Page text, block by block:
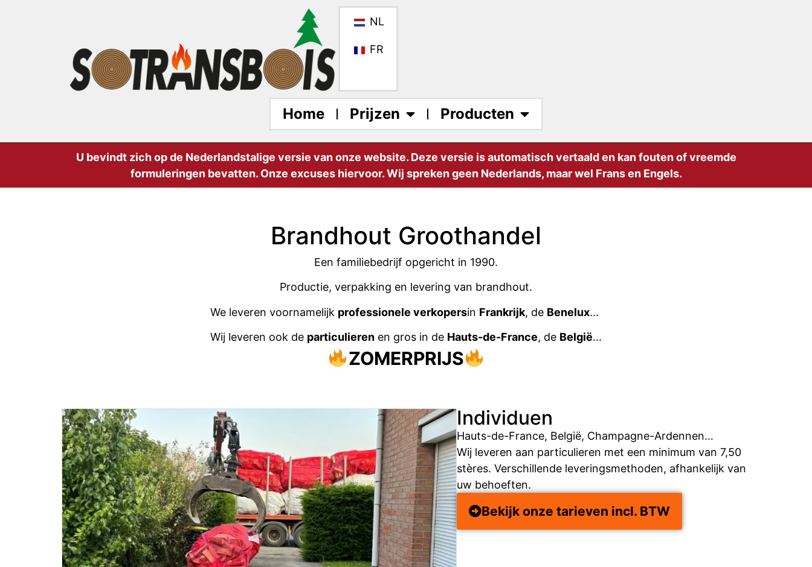
NL
FR
Home Prijzen Producten
U bevindt zich op de Nederlandstalige versie van onze website. Deze versie is automatisch vertaald en kan fouten of vreemde
formuleringen bevatten. Onze excuses hiervoor. Wij spreken geen Nederlands, maar wel Frans en Engels.
Brandhout Groothandel
Een familiebedrijf opgericht in 1990.
Productie, verpakking en levering van brandhout.
We leveren voornamelijk professionele verkopersin Frankrijk, de Benelux...
Wij leveren ook de particulieren en gros in de Hauts-de-France, de België...
ZOMERPRIJS
Individuen
Hauts-de-France, België, Champagne-Ardennen…
Wij leveren aan particulieren met een minimum van 7,50
stères. Verschillende leveringsmethoden, afhankelijk van
uw behoeften.
Bekijk onze tarieven incl. BTW